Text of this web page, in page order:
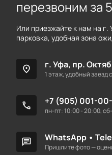
перезвоним за
Или приезжайте к нам на
парковка, удобная зона
location_on г. Уфа, пр.
1 этаж, удобный заезд
call +7 (905) 001-00-
пн-пт: 10:00 - 20:00,
chat WhatsApp •
Пришлите фото —